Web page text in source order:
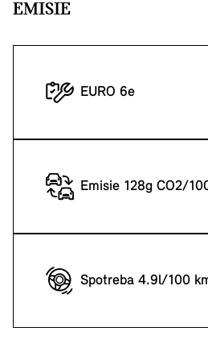
EMISIE
EURO 6e
Emisie 128g CO2/
Spotreba 4.9l/100